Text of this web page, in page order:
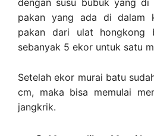
dengan susu bubuk yang di
pakan yang ada di dalam
pakan dari ulat hongkong
sebanyak 5 ekor untuk satu
Setelah ekor murai batu
cm, maka bisa memulai
jangkrik.